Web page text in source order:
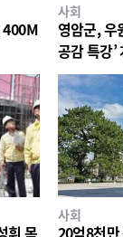
400M
사회
영암군, 우
공감 특강
유
휘 목
사회
20억8천